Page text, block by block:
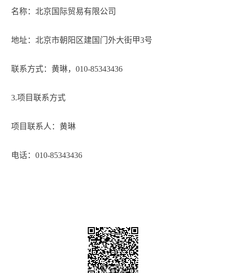
名称：北京国际贸易有限公司
地址：北京市朝阳区建国门外大街甲3号
联系方式：黄琳，010-85343436
3.项目联系方式
项目联系人：黄琳
电话：010-85343436